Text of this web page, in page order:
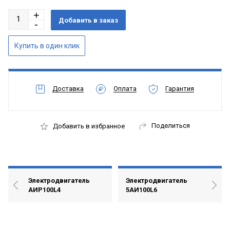
Доставка Оплата Гарантия
Добавить в избранное Поделиться
Электродвигатель
АИР100L4
Электродвигатель
5АИ100L6